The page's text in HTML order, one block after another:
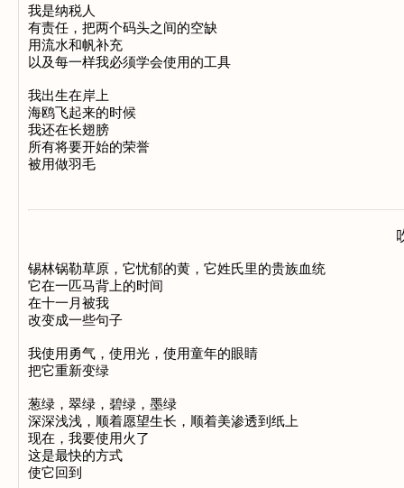
我是纳税人
有责任，把两个码头之间的空缺
用流水和帆补充
以及每一样我必须学会使用的工具
我出生在岸上
海鸥飞起来的时候
我还在长翅膀
所有将要开始的荣誉
锡林锅勒草原，它忧郁的黄，它姓氏里的贵族血统
它在一匹马背上的时间
在十一月被我
改变成一些句子
我使用勇气，使用光，使用童年的眼睛
把它重新变绿
葱绿，翠绿，碧绿，墨绿
深深浅浅，顺着愿望生长，顺着美渗透到纸上
现在，我要使用火了
这是最快的方式
使它回到